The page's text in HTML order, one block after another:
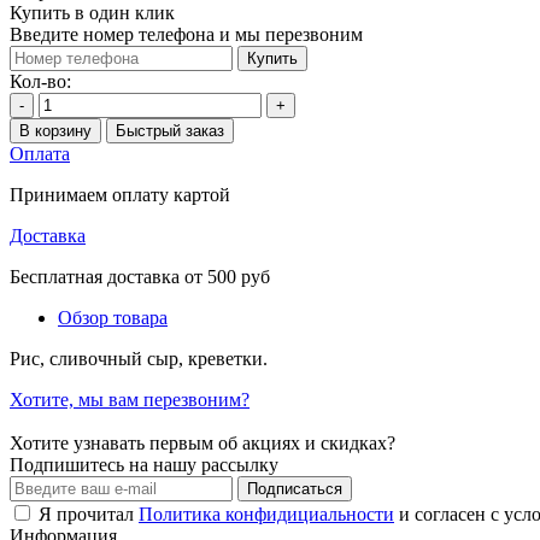
Купить в один клик
Введите номер телефона и мы перезвоним
Купить
Кол-во:
-
+
В корзину
Быстрый заказ
Оплата
Принимаем оплату картой
Доставка
Бесплатная доставка от 500 руб
Обзор товара
Рис, сливочный сыр, креветки.
Хотите, мы вам перезвоним?
Хотите узнавать первым об акциях и скидках?
Подпишитесь на нашу рассылку
Подписаться
Я прочитал Политика конфидициальности и согласен с
Информация